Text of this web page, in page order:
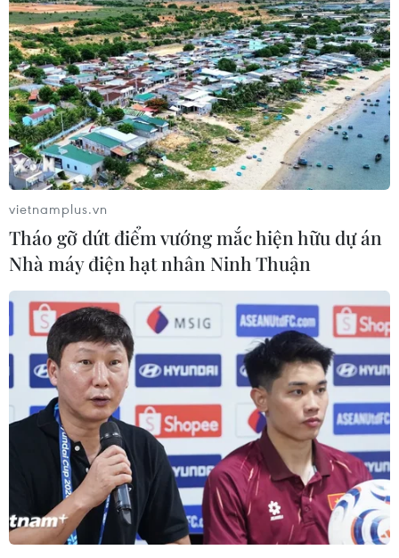
Tai nạn trên cao tốc Cầu Giẽ-Ninh Bình:
Huy động nhân lực cấp cứu các nạn nhân
15/09/2025 11:12
Khoa Cấp cứu của Bệnh viện Đa khoa Hà Nam đã kích
hoạt báo động đỏ, huy động toàn bộ nguồn nhân lực
của khoa, cấp cứu bệnh nhân với tinh thần trách nhiệm
cao nhất.
vietnamplus.vn
Tháo gỡ dứt điểm vướng mắc hiện hữu dự án
Nhà máy điện hạt nhân Ninh Thuận